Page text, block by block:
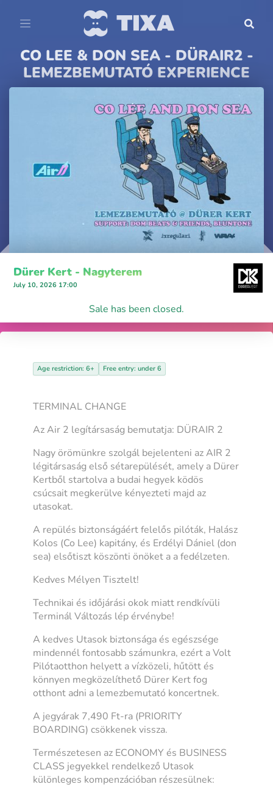
CO LEE & DON SEA - DÜRAIR2 -
LEMEZBEMUTATÓ EXPERIENCE
Dürer Kert - Nagyterem
July 10, 2026 17:00
Sale has been closed.
Age restriction: 6+ Free entry: under 6
TERMINAL CHANGE
Az Air 2 legítársaság bemutatja: DÜRAIR 2
Nagy örömünkre szolgál bejelenteni az AIR 2
légitársaság első sétarepülését, amely a Dürer
Kertből startolva a budai hegyek ködös
csúcsait megkerülve kényezteti majd az
utasokat.
A repülés biztonságáért felelős pilóták, Halász
Kolos (Co Lee) kapitány, és Erdélyi Dániel (don
sea) elsőtiszt köszönti önöket a a fedélzeten.
Kedves Mélyen Tisztelt!
Technikai és időjárási okok miatt rendkívüli
Terminál Változás lép érvénybe!
A kedves Utasok biztonsága és egészsége
mindennél fontosabb számunkra, ezért a Volt
Pilótaotthon helyett a vízközeli, hűtött és
könnyen megközelíthető Dürer Kert fog
otthont adni a lemezbemutató koncertnek.
A jegyárak 7,490 Ft-ra (PRIORITY
BOARDING) csökkenek vissza.
Természetesen az ECONOMY és BUSINESS
CLASS jegyekkel rendelkező Utasok
különleges kompenzációban részesülnek: